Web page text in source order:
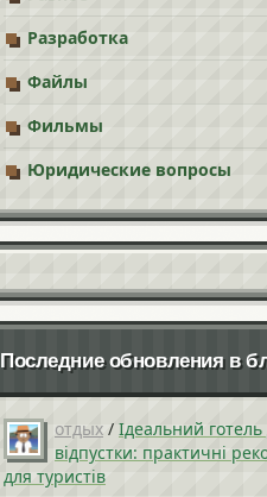
Разработка
Файлы
Фильмы
Юридические вопросы
Последние обновления в
отдых / Ідеальний готель
відпустки: практичні
для туристів